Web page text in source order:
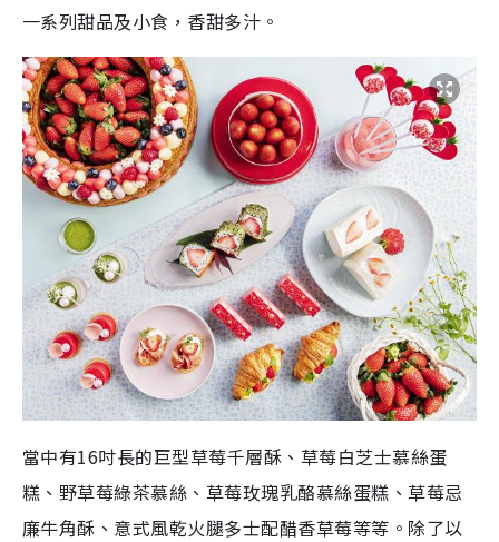
一系列甜品及小食，香甜多汁。
當中有16吋長的巨型草莓千層酥、草莓白芝士慕絲蛋
糕、野草莓綠茶慕絲、草莓玫瑰乳酪慕絲蛋糕、草莓忌
廉牛角酥、意式風乾火腿多士配醋香草莓等等。除了以